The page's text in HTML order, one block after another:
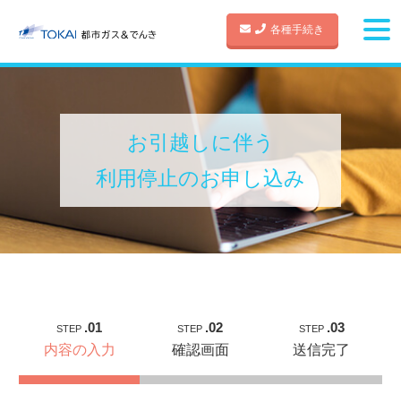
各種手続き
お引越しに伴う
利用停止のお申し込み
STEP .01
内容の入力
STEP .02
確認画面
STEP .03
送信完了